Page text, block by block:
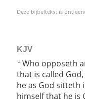
Deze bijbeltekst is
KJV
4 Who opposeth
that is called
he as God sitteth
himself that he is